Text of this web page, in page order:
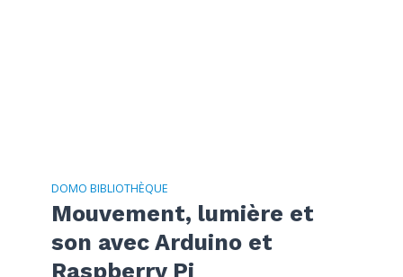
DOMO BIBLIOTHÈQUE
Mouvement, lumière et
son avec Arduino et
Raspberry Pi